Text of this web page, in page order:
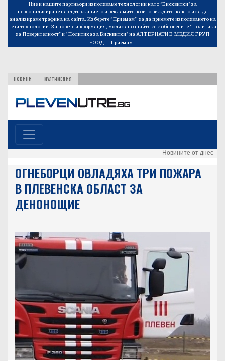
Ние и нашите партньори използваме технологии като “Бисквитки” за
персонализиране на съдържанието и рекламите, които виждате, както и за да
анализираме трафика на сайта. Изберете “Приемам”, за да приемете използването на
тези технологии. За повече информация, моля запознайте се с обновените“Политика
за Поверителност”и“Политика за Бисквитки”на АЛТЕРНАТИВ МЕДИЯ ГРУП
ЕООД.
Приемам
НОВИНИ МУЛТИМЕДИЯ
Новините от днес
ОГНЕБОРЦИ ОВЛАДЯХА ТРИ ПОЖАРА
В ПЛЕВЕНСКА ОБЛАСТ ЗА
ДЕНОНОЩИЕ